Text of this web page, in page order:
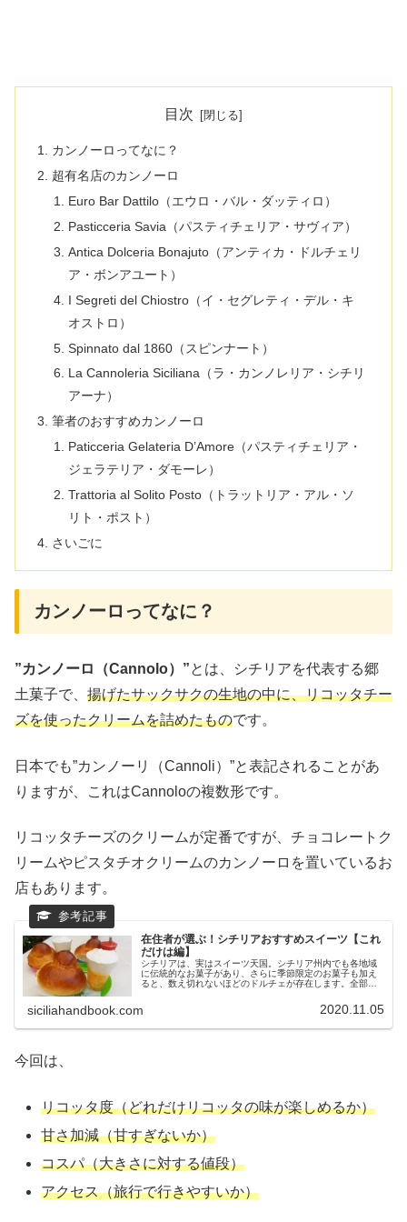
目次
カンノーロってなに？
超有名店のカンノーロ
Euro Bar Dattilo（エウロ・バル・ダッティロ）
Pasticceria Savia（パスティチェリア・サヴィア）
Antica Dolceria Bonajuto（アンティカ・ドルチェリ
ア・ボンアユート）
I Segreti del Chiostro（イ・セグレティ・デル・キ
オストロ）
Spinnato dal 1860（スピンナート）
La Cannoleria Siciliana（ラ・カンノレリア・シチリ
アーナ）
筆者のおすすめカンノーロ
Paticceria Gelateria D’Amore（パスティチェリア・
ジェラテリア・ダモーレ）
Trattoria al Solito Posto（トラットリア・アル・ソ
リト・ポスト）
さいごに
カンノーロってなに？
”カンノーロ（Cannolo）”とは、シチリアを代表する郷
土菓子で、 揚げたサックサクの生地の中に、リコッタチー
ズを使ったクリームを詰めたものです。
日本でも”カンノーリ（Cannoli）”と表記されることがあ
りますが、これはCannoloの複数形です。
リコッタチーズのクリームが定番ですが、チョコレートク
リームやピスタチオクリームのカンノーロを置いているお
店もあります。
在住者が選ぶ！シチリアおすすめスイーツ【これ
だけは編】
シチリアは、実はスイーツ天国。シチリア州内でも各地域
に伝統的なお菓子があり、さらに季節限定のお菓子も加え
ると、数え切れないほどのドルチェが存在します。全部制
siciliahandbook.com 2020.11.05
今回は、
リコッタ度（どれだけリコッタの味が楽しめるか）
甘さ加減（甘すぎないか）
コスパ（大きさに対する値段）
アクセス（旅行で行きやすいか）